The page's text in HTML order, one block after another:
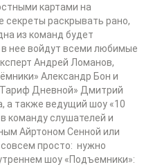
картами на
секреты раскрывать рано,
из команд будет
нее войдут всеми любимые
Андрей Ломанов,
Александр Бон и
Дневной» Дмитрий
а также ведущий шоу «10
команду слушателей и
Айртоном Сенной или
просто: нужно
шоу «Подъемники»: